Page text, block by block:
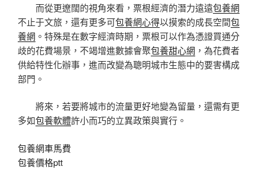
而從更遼闊的視角來看，票根經濟的潛力遠遠包養網
不止于文旅，還有更多可包養網心得以摸索的成長空間包
養網 。特殊是在數字經濟時期，票根可以作為憑證買通分
歧的花費場景，不竭增進數據會聚包養甜心網 ，為花費者
供給特性化辦事，進而改變為聰明城市生態中的要害構成
部門。
將來，若要將城市的流量更好地變為留量，還需有更
多如包養軟體許小而巧的立異政策與實行。
包養網車馬費
包養價格ptt